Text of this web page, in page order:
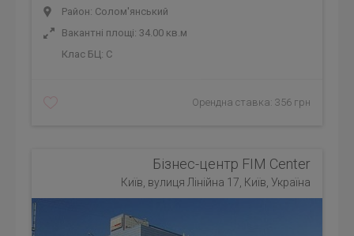
Район: Солом'янський
Вакантні площі: 34.00 кв.м
Клас БЦ: C
Орендна ставка: 356 грн
Бізнес-центр FIM Center
Київ, вулиця Лінійна 17, Київ, Україна